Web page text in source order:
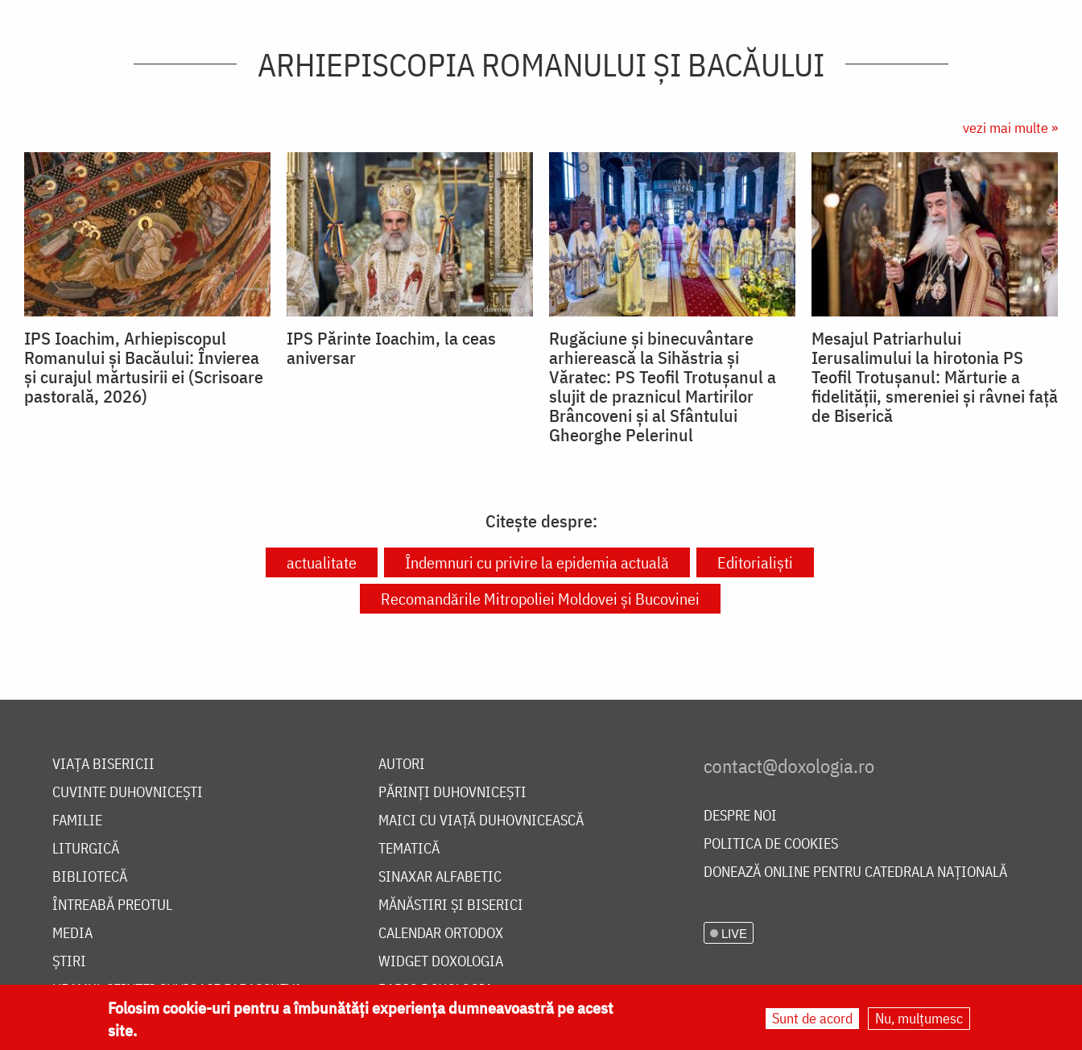
ARHIEPISCOPIA ROMANULUI ŞI BACĂULUI
vezi mai multe »
IPS Ioachim, Arhiepiscopul
Romanului și Bacăului: Învierea
și curajul mărtusirii ei (Scrisoare
pastorală, 2026)
IPS Părinte Ioachim, la ceas
aniversar
Rugăciune și binecuvântare
arhierească la Sihăstria și
Văratec: PS Teofil Trotușanul a
slujit de praznicul Martirilor
Brâncoveni și al Sfântului
Gheorghe Pelerinul
Mesajul Patriarhului
Ierusalimului la hirotonia PS
Teofil Trotușanul: Mărturie a
fidelității, smereniei și râvnei față
de Biserică
Citește despre:
actualitate Îndemnuri cu privire la epidemia actuală
Editorialiști
Recomandările Mitropoliei Moldovei și Bucovinei
VIAȚA BISERICII
CUVINTE DUHOVNICEȘTI
FAMILIE
LITURGICĂ
BIBLIOTECĂ
ÎNTREABĂ PREOTUL
MEDIA
ȘTIRI
HRAMUL SFINTEI CUVIOASE PARASCHEVA
AUTORI
PĂRINȚI DUHOVNICEȘTI
MAICI CU VIAȚĂ DUHOVNICEASCĂ
TEMATICĂ
SINAXAR ALFABETIC
MĂNĂSTIRI ȘI BISERICI
CALENDAR ORTODOX
WIDGET DOXOLOGIA
RADIO DOXOLOGIA
DESPRE NOI
POLITICA DE COOKIES
DONEAZĂ ONLINE PENTRU CATEDRALA NAȚIONALĂ
LIVE
Folosim cookie-uri pentru a îmbunătăți experiența dumneavoastră pe acest
site.
Sunt de acord Nu, mulțumesc